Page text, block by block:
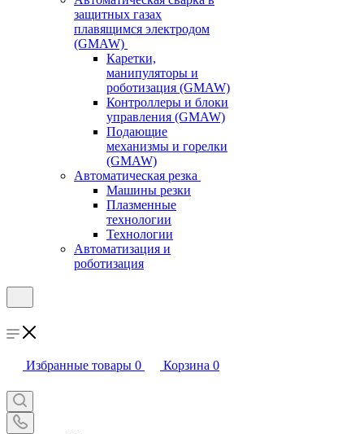
защитных газах
плавящимся электродом
(GMAW)
Каретки,
манипуляторы и
роботизация (GMAW)
Контроллеры и блоки
управления (GMAW)
Подающие
механизмы и горелки
(GMAW)
Автоматическая резка
Машины резки
Плазменные
технологии
Технологии
Автоматизация и
роботизация
Избранные товары 0 Корзина 0